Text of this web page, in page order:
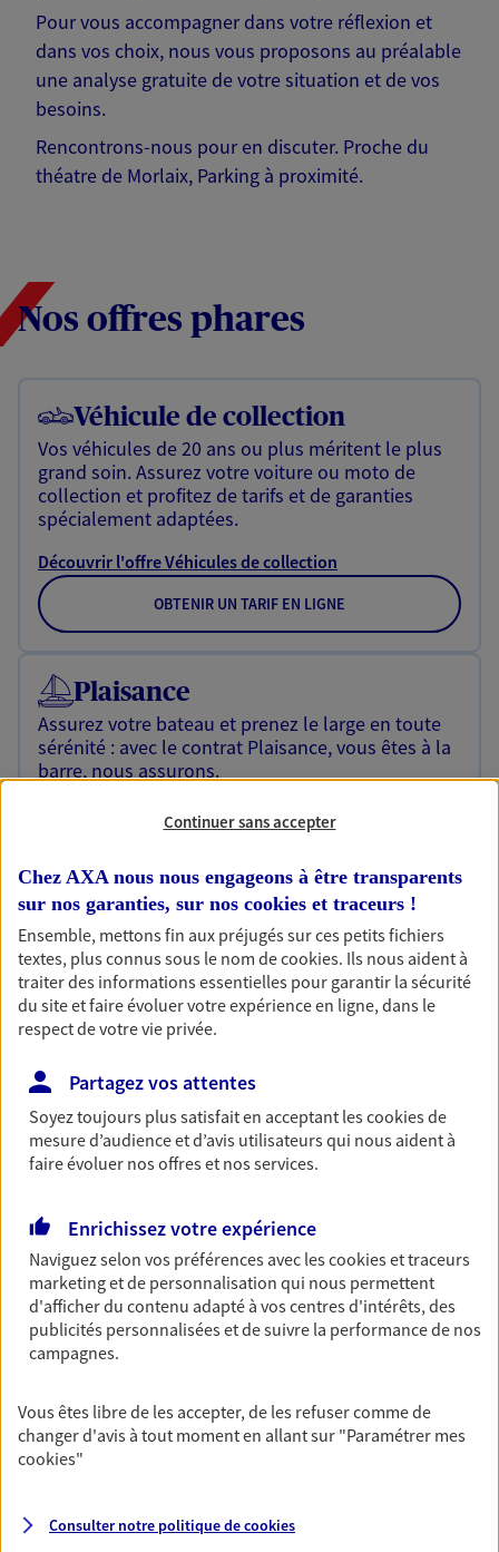
Pour vous accompagner dans votre réflexion et
dans vos choix, nous vous proposons au préalable
une analyse gratuite de votre situation et de vos
besoins.
Rencontrons-nous pour en discuter. Proche du
théatre de Morlaix, Parking à proximité.
Nos offres phares
Véhicule de collection
Vos véhicules de 20 ans ou plus méritent le plus
grand soin. Assurez votre voiture ou moto de
collection et profitez de tarifs et de garanties
spécialement adaptées.
Découvrir l'offre Véhicules de collection
OBTENIR UN TARIF EN LIGNE
Plaisance
Assurez votre bateau et prenez le large en toute
sérénité : avec le contrat Plaisance, vous êtes à la
barre, nous assurons.
Découvrir l'offre Plaisance
Assurance prêt immobilier
Un projet immobilier ? Un emprunt en cours ? De
belles économies possibles sur votre budget
immobilier en confiant votre assurance de prêt à
AXA !
NOUS CONTACTER
Garantie Accidents de la Vie
ou grande lectrice… personne n'est à l'abri d'un
accident du quotidien. Avec Ma Protection
Accident, protégez votre qualité de vie et vos
revenus.
Découvrir l'offre Garantie Accidents de la Vie
Continuer sans accepter
Chez AXA nous nous engageons à être transparents
sur nos garanties, sur nos cookies et traceurs !
Ensemble, mettons fin aux préjugés sur ces petits fichiers
textes, plus connus sous le nom decookies. Ils nous aident à
traiter des informations essentielles pour garantir la sécurité
du site et faire évoluer votre expérience en ligne, dans le
respect de votre vie privée.
Partagez vos attentes
Soyez toujours plus satisfait en acceptant lescookiesde
mesure d’audience et d’avis utilisateurs qui nous aident à
faire évoluer nos offres et nos services.
Enrichissez votre expérience
Naviguez selon vos préférences avec lescookies et traceurs
marketing et de personnalisation qui nous permettent
d'afficher du contenu adapté à vos centres d'intérêts, des
publicités personnalisées et de suivre la performance de nos
campagnes.
Vous êtes libre de les accepter, de les refuser comme de
changer d'avis à tout moment en allant sur "Paramétrer mes
cookies"
Consulter notre politique decookies